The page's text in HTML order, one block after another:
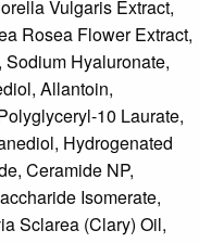
Vulgaris Extract,
Rosea Flower Extract,
Hyaluronate,
Allantoin,
10 Laurate,
Hydrogenated
Ceramide NP,
Isomerate,
Sclarea (Clary) Oil,